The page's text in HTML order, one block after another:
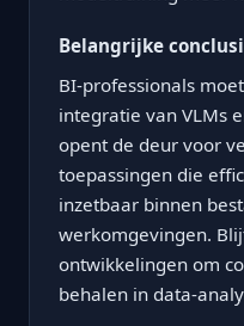
Belangrijke
BI-professionals
integratie van VLMs
opent de deur voor
toepassingen die
inzetbaar binnen
werkomgevingen.
ontwikkelingen om
behalen in data-